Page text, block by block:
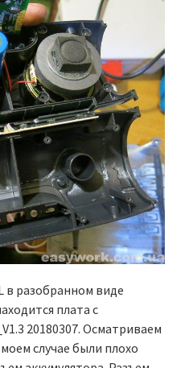
в разобранном виде
плата с
20180307. Осматриваем
случае были плохо